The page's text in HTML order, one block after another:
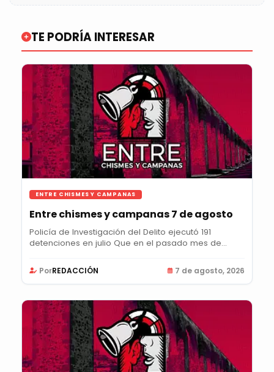
TE PODRÍA INTERESAR
ENTRE CHISMES Y CAMPANAS
Entre chismes y campanas 7 de agosto
Policía de Investigación del Delito ejecutó 191
detenciones en julio Que en el pasado mes de...
PorREDACCIÓN 7 de agosto, 2026